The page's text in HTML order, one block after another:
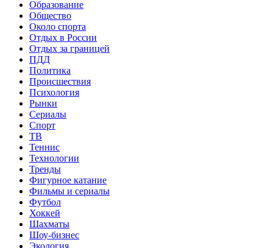
Образование
Общество
Около спорта
Отдых в России
Отдых за границей
ПДД
Политика
Происшествия
Психология
Рынки
Сериалы
Спорт
ТВ
Теннис
Технологии
Тренды
Фигурное катание
Фильмы и сериалы
Футбол
Хоккей
Шахматы
Шоу-бизнес
Экология